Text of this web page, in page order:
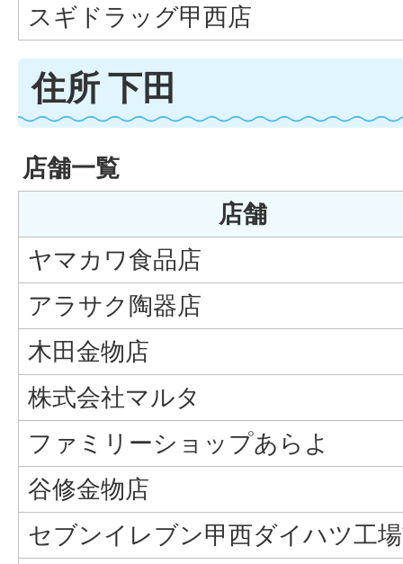
スギドラッグ甲西店
住所 下田
店舗一覧
店舗
ヤマカワ食品店
アラサク陶器店
木田金物店
株式会社マルタ
ファミリーショップあらよ
谷修金物店
セブンイレブン甲西ダイハツ工